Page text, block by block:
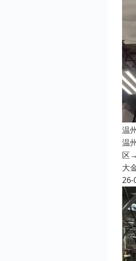
温
温
区
大
26-